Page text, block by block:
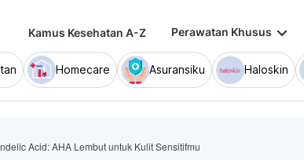
Kamus Kesehatan A-Z Perawatan Khusus keyboard_arrow_down
Homecare Asuransiku Haloskin
Acid: AHA Lembut untuk Kulit Sensitifmu